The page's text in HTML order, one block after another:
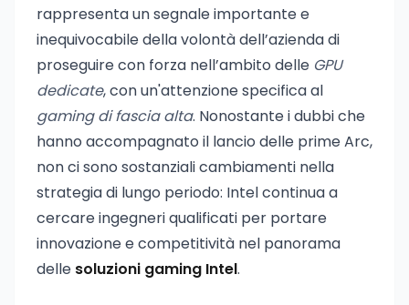
rappresenta un segnale importante e
inequivocabile della volontà dell’azienda di
proseguire con forza nell’ambito delle GPU
dedicate, con un'attenzione specifica al
gaming di fascia alta. Nonostante i dubbi che
hanno accompagnato il lancio delle prime Arc,
non ci sono sostanziali cambiamenti nella
strategia di lungo periodo: Intel continua a
cercare ingegneri qualificati per portare
innovazione e competitività nel panorama
delle soluzioni gaming Intel.